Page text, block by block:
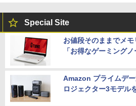
Special Site
お値段そのままでメ
「お得なゲーミングノ
Amazon プライムデ
ロジェクター3モデル